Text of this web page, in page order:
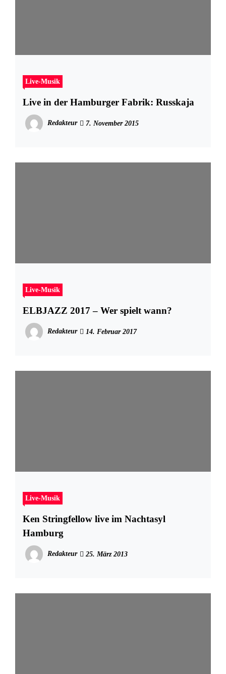
Live-Musik
Live in der Hamburger Fabrik: Russkaja
Redakteur 7. November 2015
Live-Musik
ELBJAZZ 2017 – Wer spielt wann?
Redakteur 14. Februar 2017
Live-Musik
Ken Stringfellow live im Nachtasyl
Hamburg
Redakteur 25. März 2013